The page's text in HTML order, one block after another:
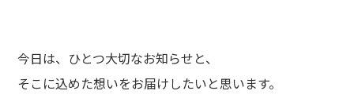
今日は、ひとつ大切なお知らせと、
そこに込めた想いをお届けしたいと思います。